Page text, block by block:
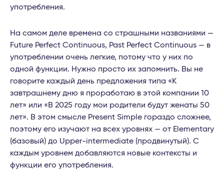
употребления.
На самом деле времена со страшными названиями —
Future Perfect Continuous, Past Perfect Continuous — в
употреблении очень легкие, потому что у них по
одной функции. Нужно просто их запомнить. Вы не
говорите каждый день предложения типа «К
завтрашнему дню я проработаю в этой компании 10
лет» или «В 2025 году мои родители будут женаты 50
лет». В этом смысле Present Simple гораздо сложнее,
поэтому его изучают на всех уровнях — от Elementary
(базовый) до Upper-intermediate (продвинутый). С
каждым уровнем добавляются новые контексты и
функции его употребления.